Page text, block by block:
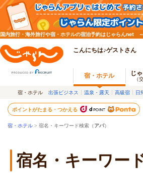
国内旅行・海外旅行や宿・ホテルの宿泊予約はじゃらんnet
こんにちは♪ゲストさん
宿・ホテル じ
（
宿・ホテル 出張ビジネス 温泉・露天 高級宿 日
ポイントがたまる・つかえる
宿・ホテル > 宿名・キーワード検索（アパ）
宿名・キーワー